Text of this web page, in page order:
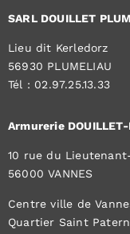
SARL DOUILLET
Lieu dit Kerledorz
56930 PLUMELIAU
Tél : 02.97.25.13.33
Armurerie
10 rue du
56000 VANNES
Centre ville de
Quartier Saint Patern